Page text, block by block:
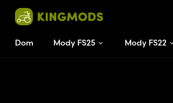
Dom Mody FS25 Mody FS22